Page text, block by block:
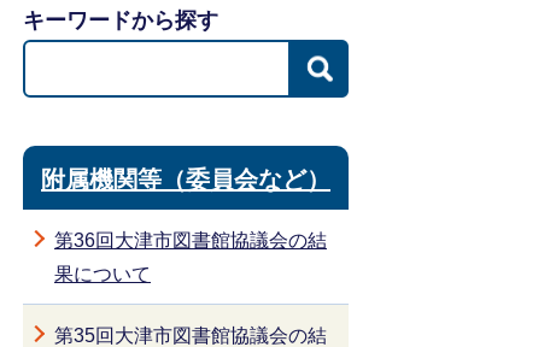
キーワードから探す
附属機関等（委員会など）
第36回大津市図書館協議会の結
果について
第35回大津市図書館協議会の結